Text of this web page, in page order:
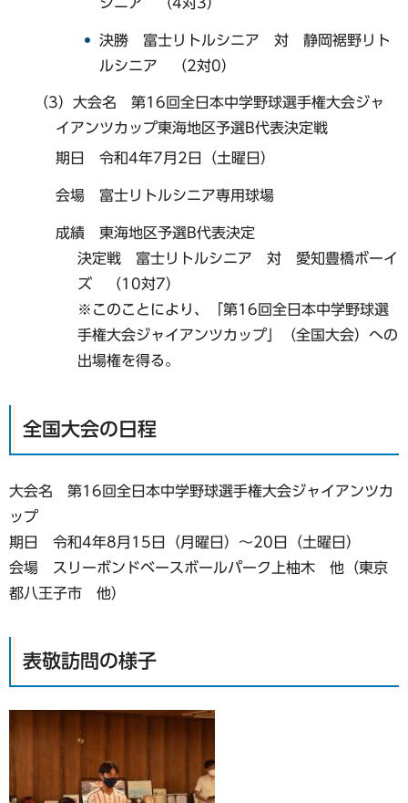
決勝 富士リトルシニア 対 静岡裾野リト
ルシニア （2対0）
（3）大会名 第16回全日本中学野球選手権大会ジャ
イアンツカップ東海地区予選B代表決定戦
期日 令和4年7月2日（土曜日）
会場 富士リトルシニア専用球場
成績 東海地区予選B代表決定
決定戦 富士リトルシニア 対 愛知豊橋ボーイ
ズ （10対7）
※このことにより、「第16回全日本中学野球選
手権大会ジャイアンツカップ」（全国大会）への
出場権を得る。
全国大会の日程
大会名 第16回全日本中学野球選手権大会ジャイアンツカ
ップ
期日 令和4年8月15日（月曜日）～20日（土曜日）
会場 スリーボンドベースボールパーク上柚木 他（東京
都八王子市 他）
表敬訪問の様子